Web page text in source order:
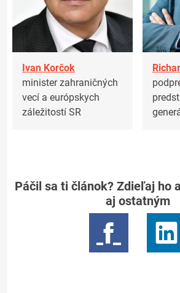
Ivan Korčok
minister zahraničných
vecí a európskych
záležitostí SR
Páčil sa ti článok? Zdieľaj ho
aj ostatným